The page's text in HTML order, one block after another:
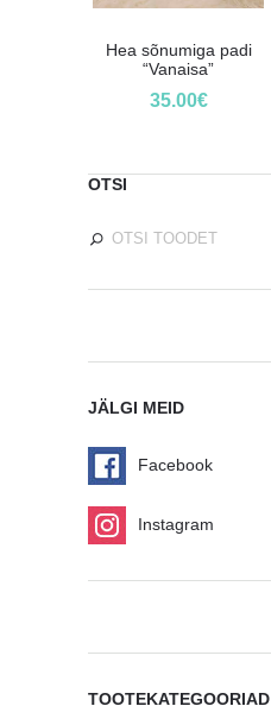
Hea sõnumiga padi
“Vanaisa”
35.00€
OTSI
JÄLGI MEID
Facebook
Instagram
TOOTEKATEGOORIAD